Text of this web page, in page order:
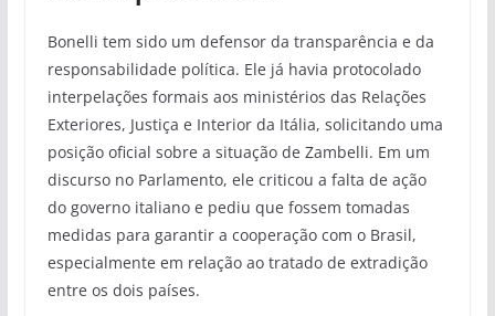
Bonelli tem sido um defensor da transparência e da
responsabilidade política. Ele já havia protocolado
interpelações formais aos ministérios das Relações
Exteriores, Justiça e Interior da Itália, solicitando uma
posição oficial sobre a situação de Zambelli. Em um
discurso no Parlamento, ele criticou a falta de ação
do governo italiano e pediu que fossem tomadas
medidas para garantir a cooperação com o Brasil,
especialmente em relação ao tratado de extradição
entre os dois países.